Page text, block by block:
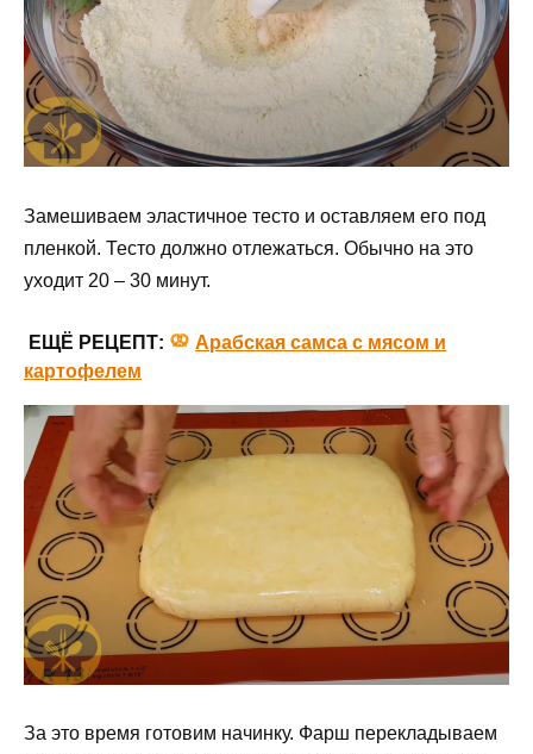
Замешиваем эластичное тесто и оставляем его под
пленкой. Тесто должно отлежаться. Обычно на это
уходит 20 – 30 минут.
ЕЩЁ РЕЦЕПТ:
Арабская самса с мясом и
картофелем
За это время готовим начинку. Фарш перекладываем